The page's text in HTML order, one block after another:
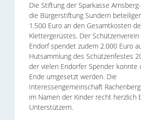
Die Stiftung der Sparkasse
die Bürgerstiftung Sundern
1.500 Euro an den Gesamtkosten
Klettergerüstes. Der Schützenverein
Endorf spendet zudem 2.000 Euro
Hutsammlung des Schützenfestes
der vielen Endorfer Spender konnte
Ende umgesetzt werden. Die
Interessengemeinschaft
im Namen der Kinder recht herzlich
Unterstützern.